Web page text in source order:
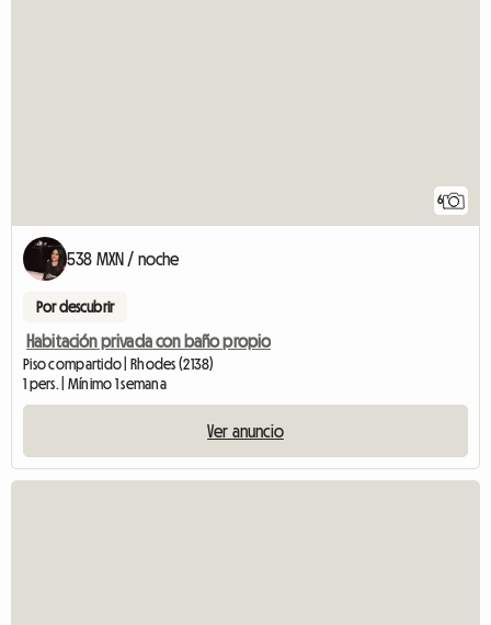
6
538 MXN / noche
Por descubrir
Habitación privada con baño propio
Piso compartido | Rhodes (2138)
1 pers. | Mínimo 1 semana
Ver anuncio